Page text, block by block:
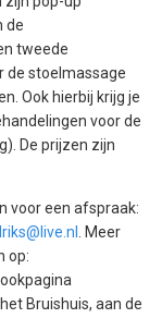
de
tweede
de stoelmassage
Ook hierbij krijg je
voor de
De prijzen zijn
voor een afspraak:
. Meer
op:
Bruishuis, aan de